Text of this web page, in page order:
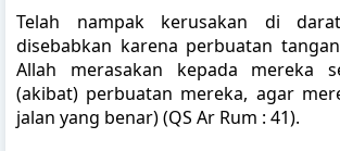
Telah nampak kerusakan di
disebabkan karena perbuatan
Allah merasakan kepada mereka
(akibat) perbuatan mereka, agar
jalan yang benar) (QS Ar Rum : 41).